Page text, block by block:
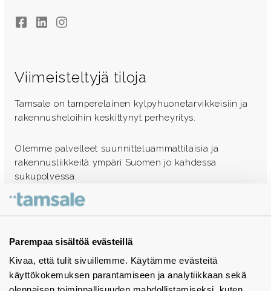
Parempaa sisältöä evästeillä
Kivaa, että tulit sivuillemme. Käytämme evästeitä
käyttökokemuksen parantamiseen ja analytiikkaan sekä
FacebookLinkedInInstagram
Viimeisteltyjä tiloja
Tamsale on tamperelainen kylpyhuonetarvikkeisiin ja
rakennusheloihin keskittynyt perheyritys.
Olemme palvelleet suunnitteluammattilaisia ja
rakennusliikkeitä ympäri Suomen jo kahdessa
sukupolvessa.
Ota yhteyttä - autamme mielellämme
Tuotekuvastot
Instagram
BIM-objektit